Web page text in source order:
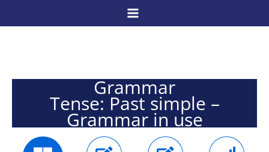
to
Grammar
Tense: Past simple –
Grammar in use